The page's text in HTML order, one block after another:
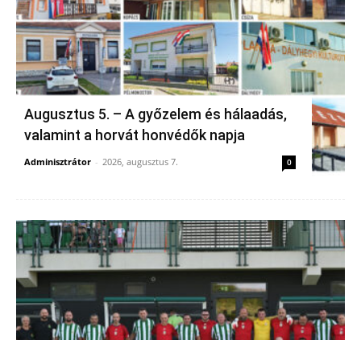
Augusztus 5. – A győzelem és hálaadás,
valamint a horvát honvédők napja
Adminisztrátor - 2026, augusztus 7. 0